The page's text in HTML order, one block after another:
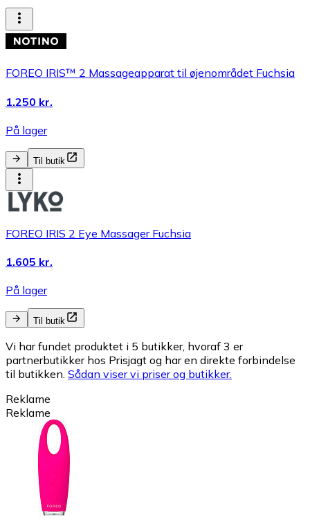
FOREO IRIS™ 2 Massageapparat til øjenområdet Fuchsia
1.250 kr.
På lager
Til butik
FOREO IRIS 2 Eye Massager Fuchsia
1.605 kr.
På lager
Til butik
Vi har fundet produktet i 5 butikker, hvoraf 3 er
partnerbutikker hos Prisjagt og har en direkte forbindelse
til butikken. Sådan viser vi priser og butikker.
Reklame
Reklame